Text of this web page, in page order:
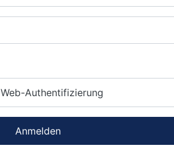
Web-Authentifizierung
Anmelden